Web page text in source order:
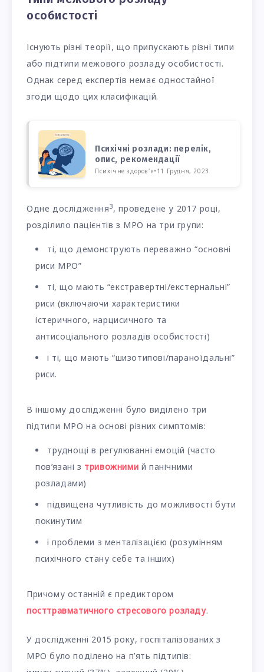
особистості
Існують різні теорії, що припускають різні типи
або підтипи межового розладу особистості.
Однак серед експертів немає одностайної
згоди щодо цих класифікацій.
Психічні розлади: перелік,
опис, рекомендації
Психічне здоров'я• 11 Грудня, 2023
Одне дослідження3, проведене у 2017 році,
розділило пацієнтів з МРО на три групи:
ті, що демонструють переважно “основні
риси МРО”
ті, що мають “екстравертні/екстернальні”
риси (включаючи характеристики
істеричного, нарцисичного та
антисоціального розладів особистості)
і ті, що мають “шизотипові/параноїдальні”
риси.
В іншому дослідженні було виділено три
підтипи МРО на основі різних симптомів:
труднощі в регулюванні емоцій (часто
пов’язані з тривожними й панічними
розладами)
підвищена чутливість до можливості бути
покинутим
і проблеми з менталізацією (розумінням
психічного стану себе та інших)
Причому останній є предиктором
посттравматичного стресового розладу.
У дослідженні 2015 року, госпіталізованих з
МРО було поділено на п’ять підтипів: